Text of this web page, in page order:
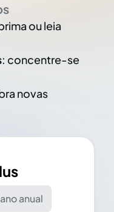
ou leia
: concentre-se
novas
anual